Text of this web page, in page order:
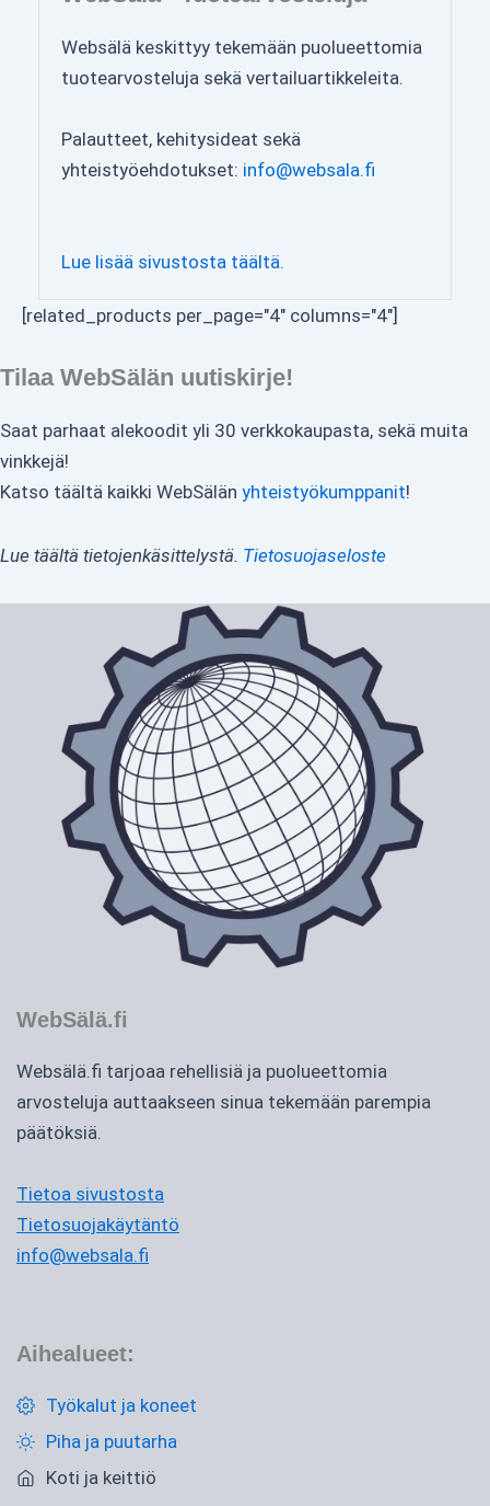
Websälä keskittyy tekemään puolueettomia
tuotearvosteluja sekä vertailuartikkeleita.
Palautteet, kehitysideat sekä
yhteistyöehdotukset: info@websala.fi
Lue lisää sivustosta täältä.
[related_products per_page="4" columns="4"]
Tilaa WebSälän uutiskirje!
Saat parhaat alekoodit yli 30 verkkokaupasta, sekä muita
vinkkejä!
Katso täältä kaikki WebSälän yhteistyökumppanit!
Lue täältä tietojenkäsittelystä. Tietosuojaseloste
WebSälä.fi
Websälä.fi tarjoaa rehellisiä ja puolueettomia
arvosteluja auttaakseen sinua tekemään parempia
päätöksiä.
Tietoa sivustosta
Tietosuojakäytäntö
info@websala.fi
Aihealueet:
Työkalut ja koneet
Piha ja puutarha
Koti ja keittiö